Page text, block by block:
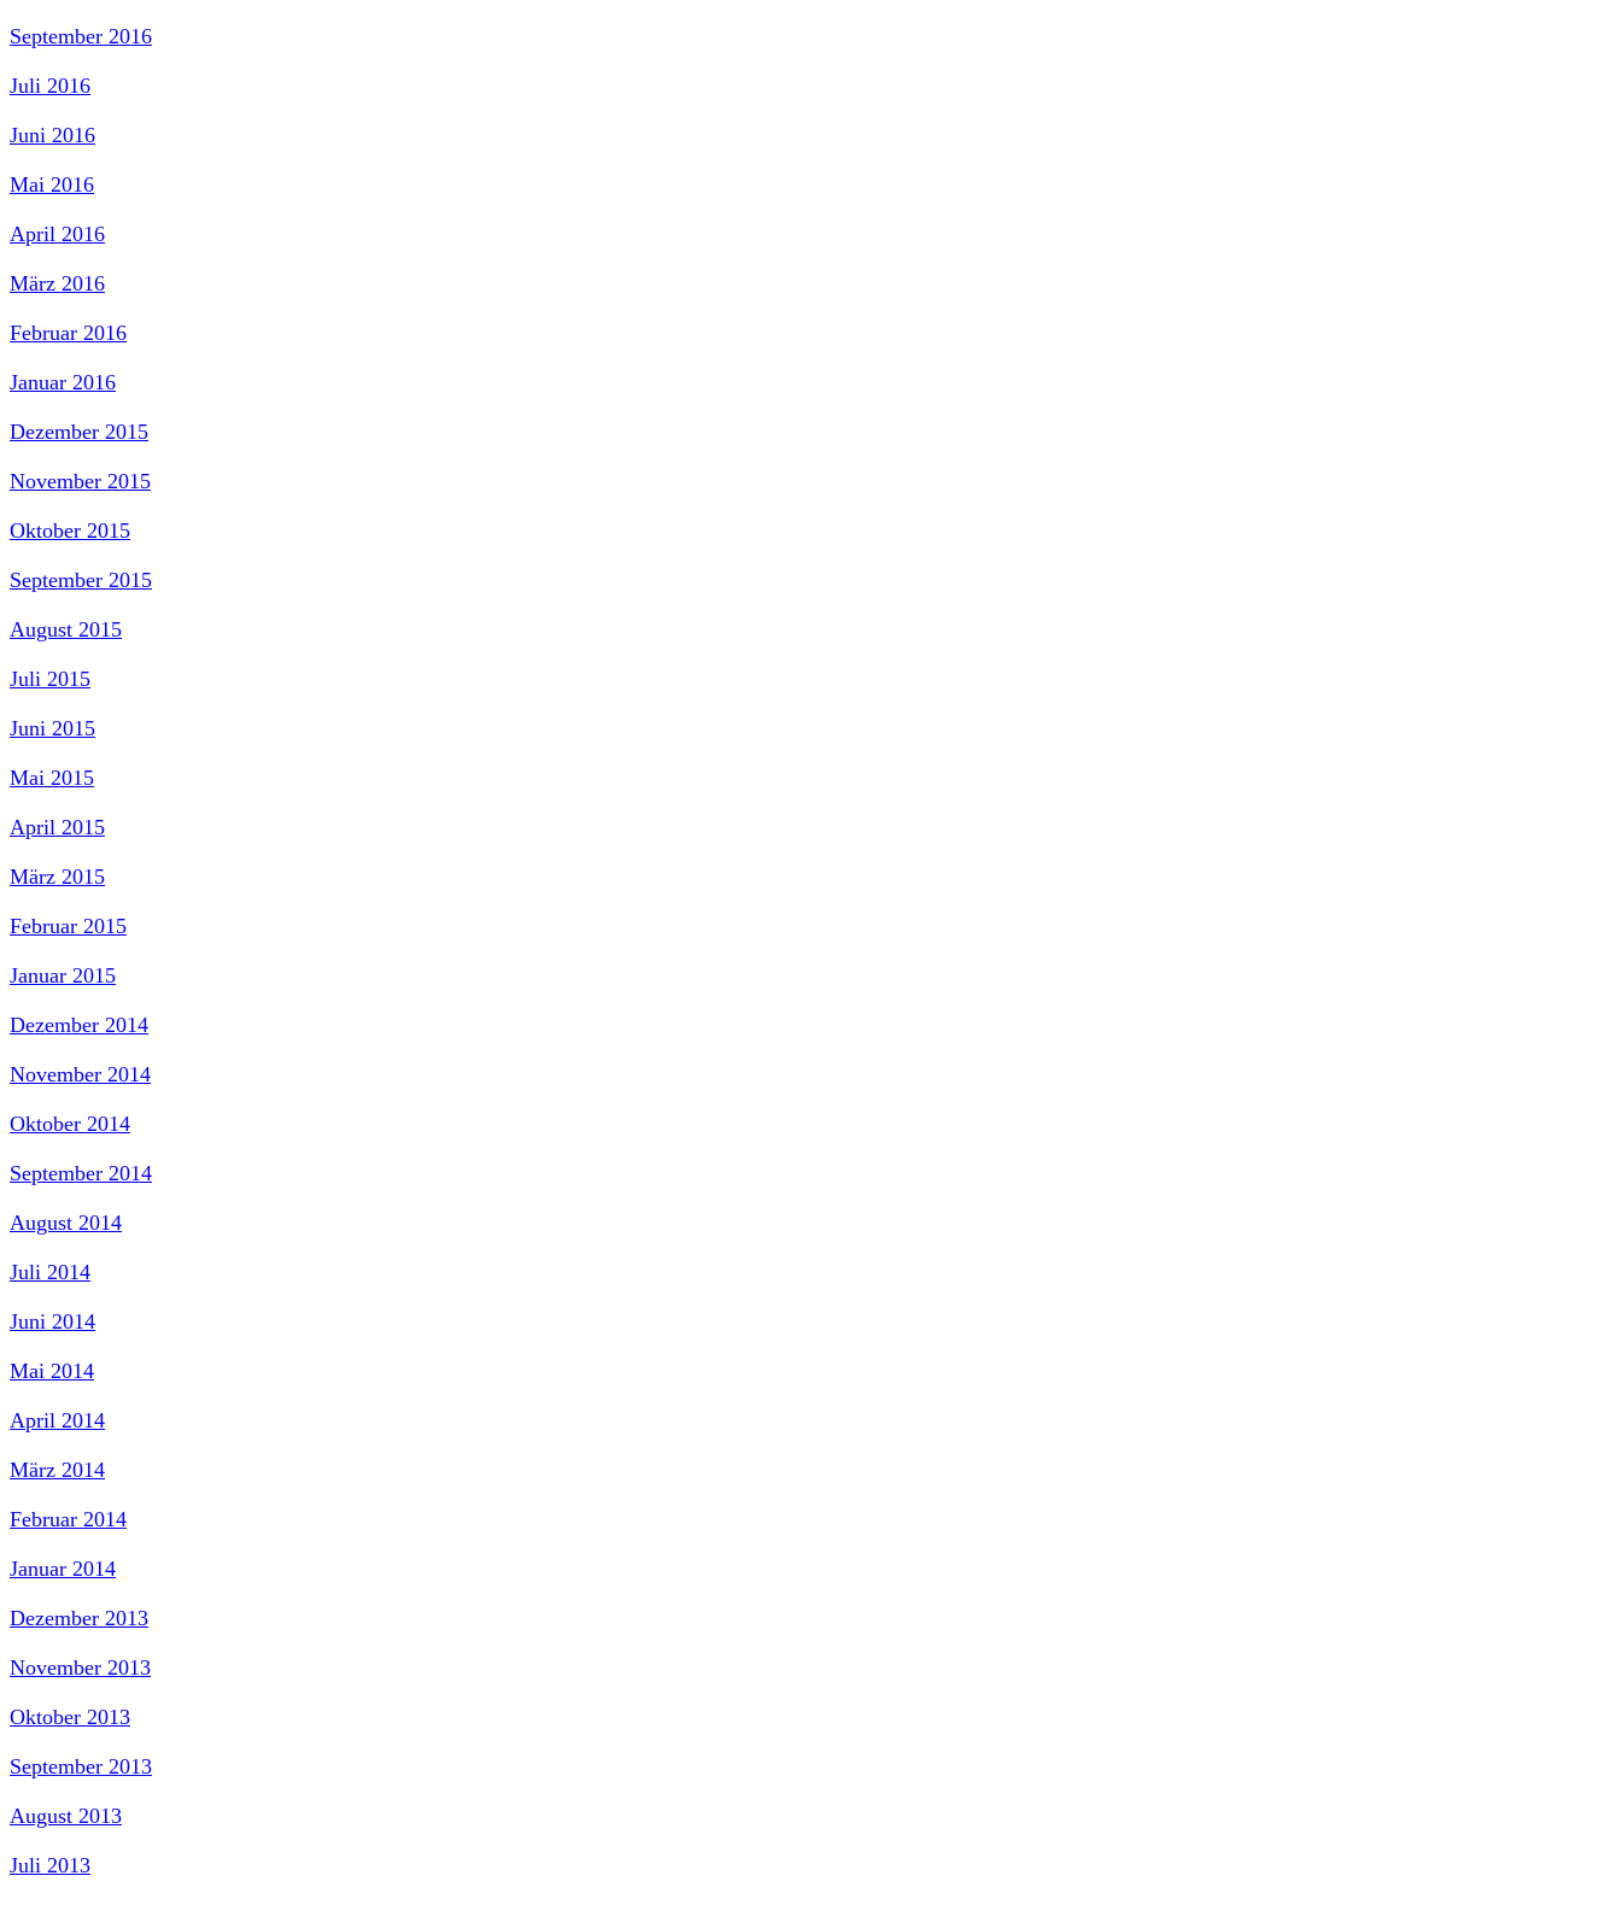
September 2016
Juli 2016
Juni 2016
Mai 2016
April 2016
März 2016
Februar 2016
Januar 2016
Dezember 2015
November 2015
Oktober 2015
September 2015
August 2015
Juli 2015
Juni 2015
Mai 2015
April 2015
März 2015
Februar 2015
Januar 2015
Dezember 2014
November 2014
Oktober 2014
September 2014
August 2014
Juli 2014
Juni 2014
Mai 2014
April 2014
März 2014
Februar 2014
Januar 2014
Dezember 2013
November 2013
Oktober 2013
September 2013
August 2013
Juli 2013